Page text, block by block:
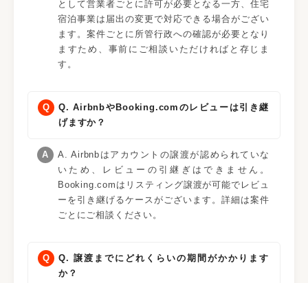
として営業者ごとに許可が必要となる一方、住宅
宿泊事業は届出の変更で対応できる場合がござい
ます。案件ごとに所管行政への確認が必要となり
ますため、事前にご相談いただければと存じま
す。
Q. AirbnbやBooking.comのレビューは引き継
げますか？
A. Airbnbはアカウントの譲渡が認められていな
いため、レビューの引継ぎはできません。
Booking.comはリスティング譲渡が可能でレビュ
ーを引き継げるケースがございます。詳細は案件
ごとにご相談ください。
Q. 譲渡までにどれくらいの期間がかかります
か？